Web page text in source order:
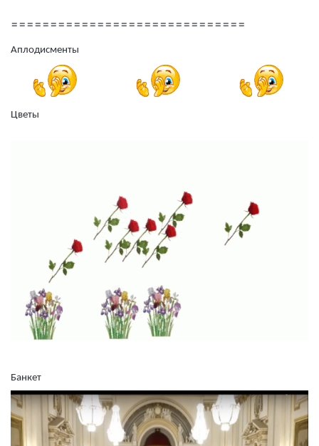
==============================
Аплодисменты
Цветы
Банкет